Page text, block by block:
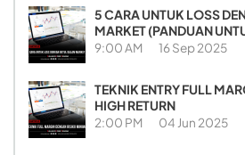
5 CARA UNTUK LOSS
MARKET (PANDUAN
9:00 AM 16 Sep 2025
TEKNIK ENTRY FULL
HIGH RETURN
2:00 PM 04 Jun 2025